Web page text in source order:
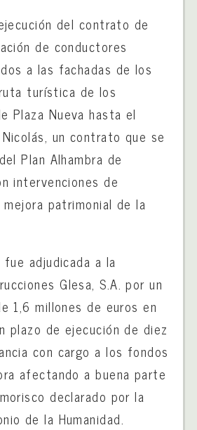
del contrato de
de conductores
a las fachadas de los
turística de los
Plaza Nueva hasta el
un contrato que se
Plan Alhambra de
intervenciones de
patrimonial de la
adjudicada a la
Glesa, S.A. por un
1,6 millones de euros en
plazo de ejecución de diez
con cargo a los fondos
afectando a buena parte
declarado por la
de la Humanidad.